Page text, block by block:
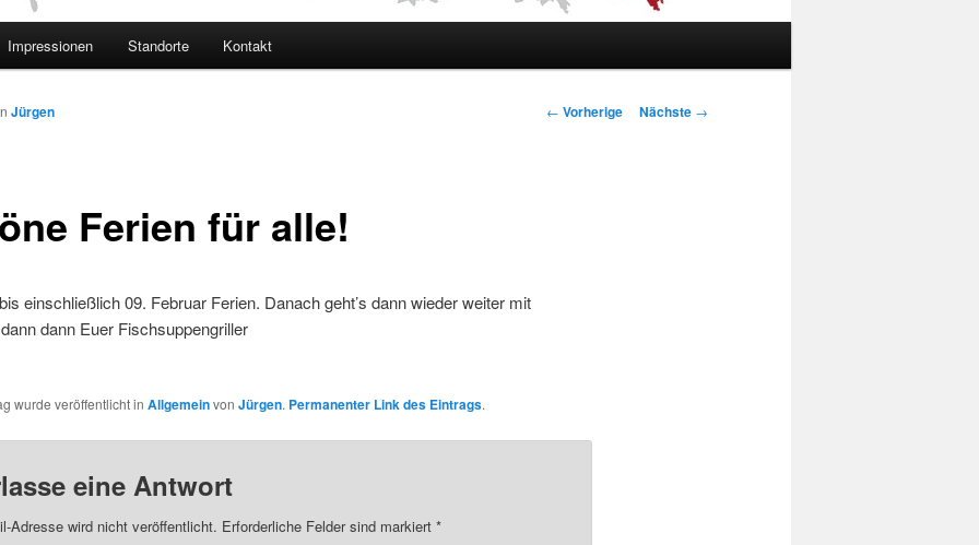
Impressionen Standorte Kontakt
Artikelnavigation
← Vorherige Nächste →
Ferien für alle!
Jürgen
einschließlich 09. Februar Ferien. Danach geht’s dann wieder weiter mit
dann Euer Fischsuppengriller
wurde veröffentlicht in Allgemeinvon Jürgen. Permanenter Link des Eintrags.
eine Antwort
Adresse wird nicht veröffentlicht. Erforderliche Felder sind markiert *